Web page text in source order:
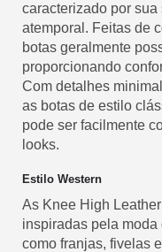
caracterizado por
atemporal. Feitas de
botas geralmente
proporcionando
Com detalhes
as botas de estilo
pode ser facilmente
looks.
Estilo Western
As Knee High
inspiradas pela
como franjas, fivelas